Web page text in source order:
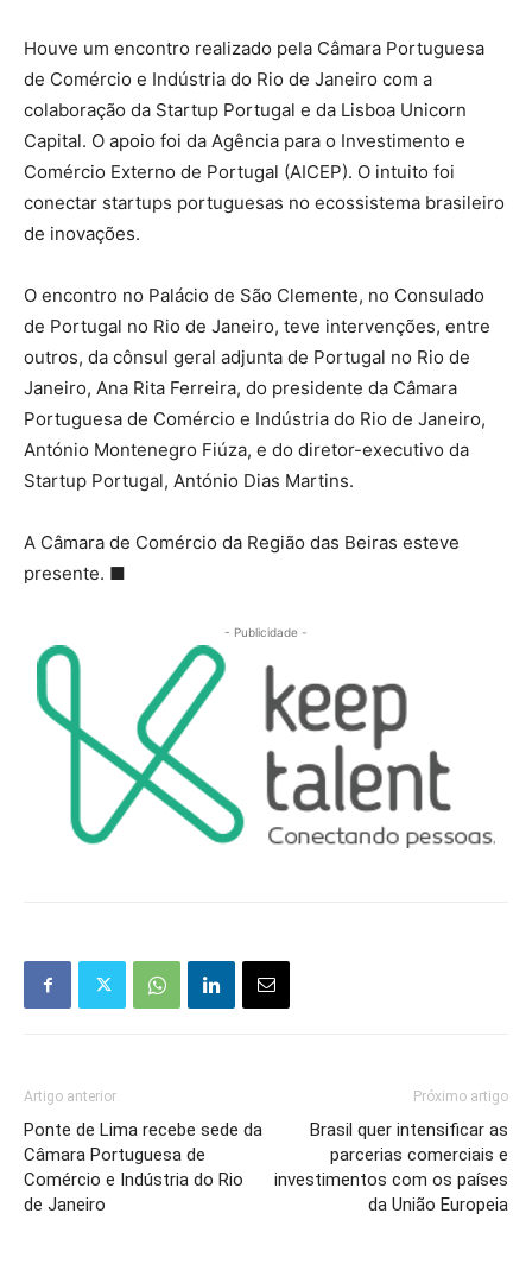
Houve um encontro realizado pela Câmara Portuguesa
de Comércio e Indústria do Rio de Janeiro com a
colaboração da Startup Portugal e da Lisboa Unicorn
Capital. O apoio foi da Agência para o Investimento e
Comércio Externo de Portugal (AICEP). O intuito foi
conectar startups portuguesas no ecossistema brasileiro
de inovações.
O encontro no Palácio de São Clemente, no Consulado
de Portugal no Rio de Janeiro, teve intervenções, entre
outros, da cônsul geral adjunta de Portugal no Rio de
Janeiro, Ana Rita Ferreira, do presidente da Câmara
Portuguesa de Comércio e Indústria do Rio de Janeiro,
António Montenegro Fiúza, e do diretor-executivo da
Startup Portugal, António Dias Martins.
A Câmara de Comércio da Região das Beiras esteve
presente. ■
- Publicidade -
Artigo anterior
Ponte de Lima recebe sede da
Câmara Portuguesa de
Comércio e Indústria do Rio
de Janeiro
Próximo artigo
Brasil quer intensificar as
parcerias comerciais e
investimentos com os países
da União Europeia